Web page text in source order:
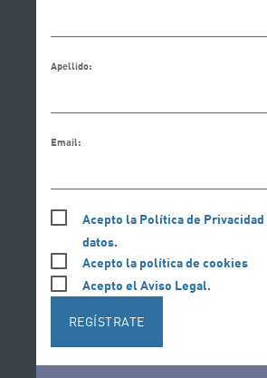
Apellido:
Email:
Acepto la Política de
datos.
Acepto la política de cookies
Acepto el Aviso Legal.
REGÍSTRATE